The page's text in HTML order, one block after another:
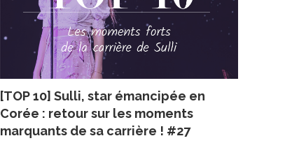
[TOP 10] Sulli, star émancipée en
Corée : retour sur les moments
marquants de sa carrière ! #27